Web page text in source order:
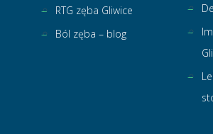
RTG zęba Gliwice
Ból zęba – blog